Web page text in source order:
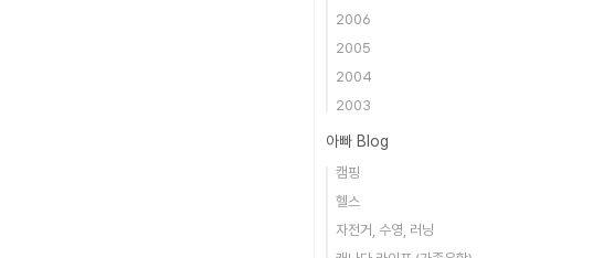
2006
2005
2004
2003
아빠 Blog
캠핑
헬스
자전거, 수영, 러닝